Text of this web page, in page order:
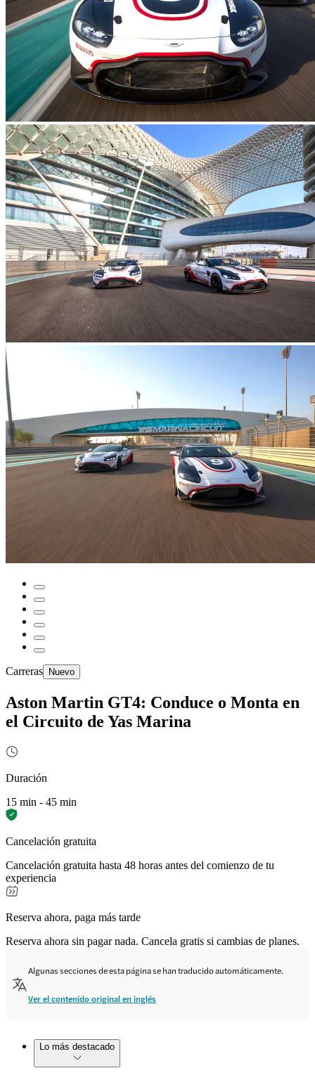
Carreras Nuevo
Aston Martin GT4: Conduce o Monta en
el Circuito de Yas Marina
Duración
15 min - 45 min
Cancelación gratuita
Cancelación gratuita hasta 48 horas antes del comienzo de tu
experiencia
Reserva ahora, paga más tarde
Reserva ahora sin pagar nada. Cancela gratis si cambias de planes.
Algunas secciones de esta página se han traducido automáticamente.
Ver el contenido original en inglés
Lo más destacado